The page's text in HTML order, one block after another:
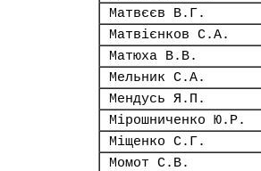
Матвєєв В.Г.
Матвієнков С.А.
Матюха В.В.
Мельник С.А.
Мендусь Я.П.
Мірошниченко Ю.Р.
Міщенко С.Г.
Момот С.В.